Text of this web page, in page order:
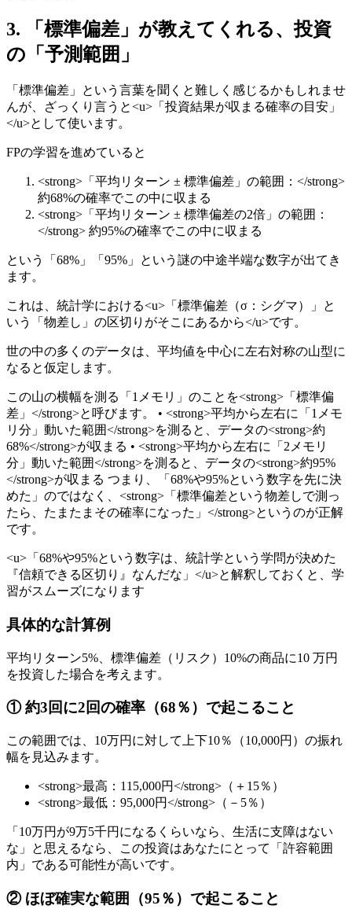
3. 「標準偏差」が教えてくれる、投資
の「予測範囲」
「標準偏差」という言葉を聞くと難しく感じるかもしれませ
んが、ざっくり言うと<u>「投資結果が収まる確率の目安」
</u>として使います。
FPの学習を進めていると
<strong>「平均リターン ± 標準偏差」の範囲：</strong>
約68%の確率でこの中に収まる
<strong>「平均リターン ± 標準偏差の2倍」の範囲：
</strong> 約95%の確率でこの中に収まる
という「68%」「95%」という謎の中途半端な数字が出てき
ます。
これは、統計学における<u>「標準偏差（σ：シグマ）」と
いう「物差し」の区切りがそこにあるから</u>です。
世の中の多くのデータは、平均値を中心に左右対称の山型に
なると仮定します。
この山の横幅を測る「1メモリ」のことを<strong>「標準偏
差」</strong>と呼びます。 • <strong>平均から左右に「1メモ
リ分」動いた範囲</strong>を測ると、データの<strong>約
68%</strong>が収まる • <strong>平均から左右に「2メモリ
分」動いた範囲</strong>を測ると、データの<strong>約95%
</strong>が収まる つまり、「68%や95%という数字を先に決
めた」のではなく、<strong>「標準偏差という物差しで測っ
たら、たまたまその確率になった」</strong>というのが正解
です。
<u>「68%や95%という数字は、統計学という学問が決めた
『信頼できる区切り』なんだな」</u>と解釈しておくと、学
習がスムーズになります
具体的な計算例
平均リターン5%、標準偏差（リスク）10%の商品に10 万円
を投資した場合を考えます。
① 約3回に2回の確率（68％）で起こること
この範囲では、10万円に対して上下10％（10,000円）の振れ
幅を見込みます。
<strong>最高：115,000円</strong>（＋15％）
<strong>最低：95,000円</strong>（－5％）
「10万円が9万5千円になるくらいなら、生活に支障はない
な」と思えるなら、この投資はあなたにとって「許容範囲
内」である可能性が高いです。
② ほぼ確実な範囲（95％）で起こること